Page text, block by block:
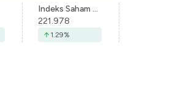
Indeks Saham Syariah Indonesia
221.978
1.29%